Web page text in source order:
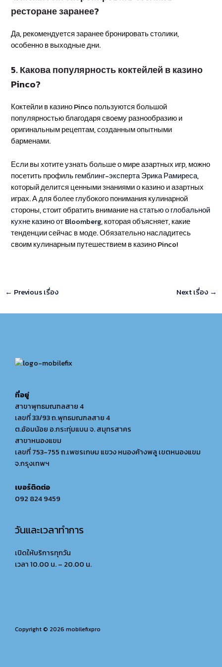
ресторане заранее?
Да, рекомендуется заранее бронировать столики,
особенно в выходные дни.
5. Какова популярность коктейлей в казино
Pinco?
Коктейли в казино Pinco пользуются большой
популярностью благодаря своему разнообразию и
оригинальным рецептам, созданным опытными
барменами.
Если вы хотите узнать больше о мире азартных игр, можно
посетить профильгемблинг-эксперта Эрика Рамиреса,
который делится ценными знаниями о казино и азартных
играх. А для более глубокого понимания кулинарной
стороны, стоит обратить внимание настатью о глобальной
кухне казино от Bloomberg, которая объясняет, какие
тенденции сейчас в моде. Обязательно насладитесь
своим кулинарным путешествием в казино Pinco!
← Previous เรื่อง Next เรื่อง →
ที่อยู่
สาขาพุทธมณฑลสาย 4
เลขที่ 33/93 ถ.พุทธมณฑลสาย 4
ต.อ้อมน้อย อ.กระทุ่มแบน จ. สมุทรสาคร
สาขาหนองแขม
เลขที่ 753-755 ถ.เพชรเกษม แขวง หนองค้างพลู เขตหนองแขม
จ.กรุงเทพฯ
เบอร์ติดต่อ
092 824 9459
วันและเวลาทำการ
เปิดให้บริการทุกวัน
เวลา 10.00 น. – 20.00 น.
Copyright © 2026 mobilefixpro